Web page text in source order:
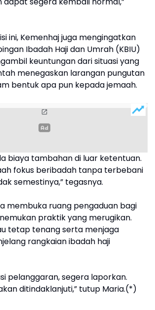
ini, Kemenhaj juga mengingatkan
Ibadah Haji dan Umrah (KBIU)
keuntungan dari situasi yang
menegaskan larangan pungutan
bentuk apa pun kepada jemaah.
biaya tambahan di luar ketentuan.
fokus beribadah tanpa terbebani
semestinya,” tegasnya.
membuka ruang pengaduan bagi
praktik yang merugikan.
tetap tenang serta menjaga
rangkaian ibadah haji
pelanggaran, segera laporkan.
ditindaklanjuti,” tutup Maria.(*)